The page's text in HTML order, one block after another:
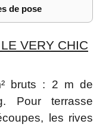
de pose
VERY CHIC
bruts : 2 m de
Pour terrasse
les rives